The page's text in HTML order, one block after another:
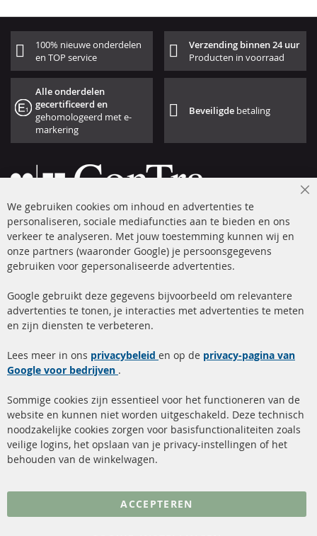
100% nieuwe onderdelen
en TOP service
Verzending binnen 24 uur
Producten in voorraad
Alle onderdelen
gecertificeerd en
gehomologeerd met e-
markering
Beveiligde betaling
+49 (0) 4533 799 00 0
ma-do: 09-17 u, vr Fr 09-16 u
info@contra-automotive.de
facebook
instagram
Snelle links
Roetfilter reiniging
Katalysator (KAT)
sensoren
FAQ
Kundenservice
Verzendingskosten
Contact
Annuleer contract
Gegevensbescherming
We gebruiken cookies om inhoud en advertenties te
personaliseren, sociale mediafuncties aan te bieden en ons
verkeer te analyseren. Met jouw toestemming kunnen wij en
onze partners (waaronder Google) je persoonsgegevens
gebruiken voor gepersonaliseerde advertenties.
Google gebruikt deze gegevens bijvoorbeeld om relevantere
advertenties te tonen, je interacties met advertenties te meten
en zijn diensten te verbeteren.
Lees meer in ons privacybeleid en op de privacy-pagina van
Google voor bedrijven .
Sommige cookies zijn essentieel voor het functioneren van de
website en kunnen niet worden uitgeschakeld. Deze technisch
noodzakelijke cookies zorgen voor basisfunctionaliteiten zoals
veilige logins, het opslaan van je privacy-instellingen of het
behouden van de winkelwagen.
ACCEPTEREN